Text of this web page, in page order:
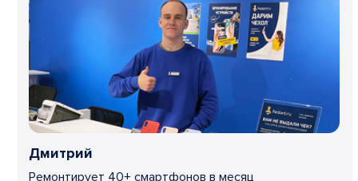
Дмитрий
Ремонтирует 40+ смартфонов в месяц